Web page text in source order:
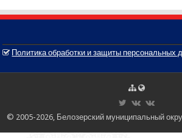
Политика обработки и защиты персональных
© 2005-2026, Белозерский муниципальный